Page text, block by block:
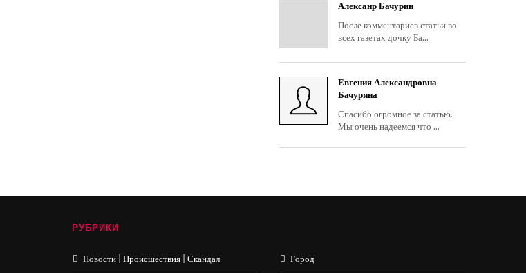
Алексанр Бачурин
После комментариев статьи во
всех газетах дочку Ба...
Евгения Александровна
Бачурина
Спасибо огромное за статью.
Мы очень надеемся что ...
РУБРИКИ
Новости | Происшествия | Скандал Город